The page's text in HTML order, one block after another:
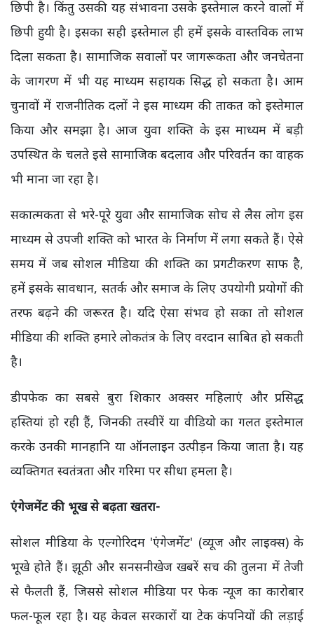
छिपी है। किंतु उसकी यह संभावना उसके इस्तेमाल करने वालों में
छिपी हुयी है। इसका सही इस्तेमाल ही हमें इसके वास्तविक लाभ
दिला सकता है। सामाजिक सवालों पर जागरूकता और जनचेतना
के जागरण में भी यह माध्यम सहायक सिद्ध हो सकता है। आम
चुनावों में राजनीतिक दलों ने इस माध्यम की ताकत को इस्तेमाल
किया और समझा है। आज युवा शक्ति के इस माध्यम में बड़ी
उपस्थित के चलते इसे सामाजिक बदलाव और परिवर्तन का वाहक
भी माना जा रहा है।
सकात्मकता से भरे-पूरे युवा और सामाजिक सोच से लैस लोग इस
माध्यम से उपजी शक्ति को भारत के निर्माण में लगा सकते हैं। ऐसे
समय में जब सोशल मीडिया की शक्ति का प्रगटीकरण साफ है,
हमें इसके सावधान, सतर्क और समाज के लिए उपयोगी प्रयोगों की
तरफ बढ़ने की जरूरत है। यदि ऐसा संभव हो सका तो सोशल
मीडिया की शक्ति हमारे लोकतंत्र के लिए वरदान साबित हो सकती
है।
डीपफेक का सबसे बुरा शिकार अक्सर महिलाएं और प्रसिद्ध
हस्तियां हो रही हैं, जिनकी तस्वीरें या वीडियो का गलत इस्तेमाल
करके उनकी मानहानि या ऑनलाइन उत्पीड़न किया जाता है। यह
व्यक्तिगत स्वतंत्रता और गरिमा पर सीधा हमला है।
एंगेजमेंट की भूख से बढ़ता खतरा-
सोशल मीडिया के एल्गोरिदम 'एंगेजमेंट' (व्यूज और लाइक्स) के
भूखे होते हैं। झूठी और सनसनीखेज खबरें सच की तुलना में तेजी
से फैलती हैं, जिससे सोशल मीडिया पर फेक न्यूज का कारोबार
फल-फूल रहा है। यह केवल सरकारों या टेक कंपनियों की लड़ाई